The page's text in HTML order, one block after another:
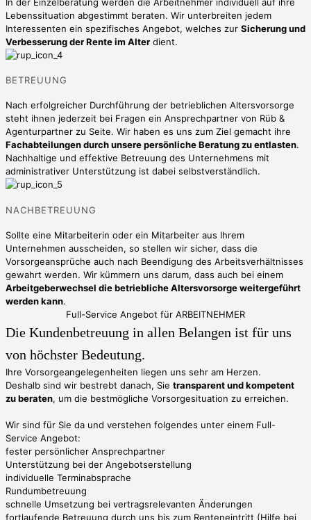
Lebenssituation abgestimmt beraten. Wir unterbreiten jedem
Interessenten ein spezifisches Angebot, welches zur Sicherung und
Verbesserung der Rente im Alter dient.
BETREUUNG
Nach erfolgreicher Durchführung der betrieblichen Altersvorsorge
steht ihnen jederzeit bei Fragen ein Ansprechpartner von Rüb &
Agenturpartner zu Seite. Wir haben es uns zum Ziel gemacht ihre
Fachabteilungen durch unsere persönliche Beratung zu entlasten.
Nachhaltige und effektive Betreuung des Unternehmens mit
administrativer Unterstützung ist dabei selbstverständlich.
NACHBETREUUNG
Sollte eine Mitarbeiterin oder ein Mitarbeiter aus Ihrem
Unternehmen ausscheiden, so stellen wir sicher, dass die
Vorsorgeansprüche auch nach Beendigung des Arbeitsverhältnisses
gewahrt werden. Wir kümmern uns darum, dass auch bei einem
Arbeitgeberwechsel die betriebliche Altersvorsorge weitergeführt
werden kann.
Full-Service Angebot für ARBEITNEHMER
Die Kundenbetreuung in allen Belangen ist für uns
von höchster Bedeutung.
Ihre Vorsorgeangelegenheiten liegen uns sehr am Herzen.
Deshalb sind wir bestrebt danach, Sie transparent und kompetent
zu beraten, um die bestmögliche Vorsorgesituation zu erreichen.
Wir sind für Sie da und verstehen folgendes unter einem Full-
Service Angebot:
fester persönlicher Ansprech­partner ​
Unterstützung bei der Angebots­erstellung
individuelle Terminabsprache
Rundum­betreuung
schnelle Umsetzung bei vertrags­relevanten Änderungen
fortlaufende Betreuung durch uns bis zum Renteneintritt (Hilfe bei